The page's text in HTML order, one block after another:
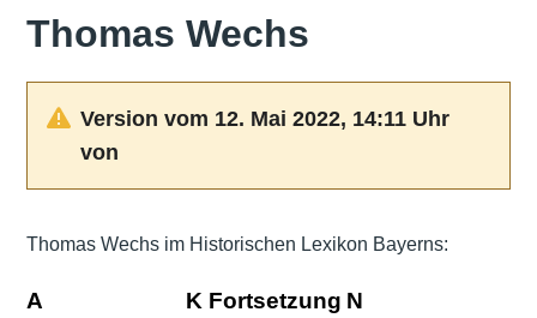
Thomas Wechs
Version vom 12. Mai 2022, 14:11 Uhr
von
Thomas Wechs im Historischen Lexikon Bayerns:
A K Fortsetzung N